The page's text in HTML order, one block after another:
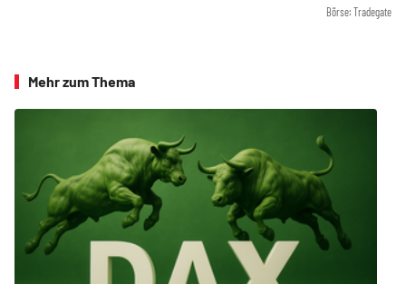
Börse: Tradegate
Mehr zum Thema